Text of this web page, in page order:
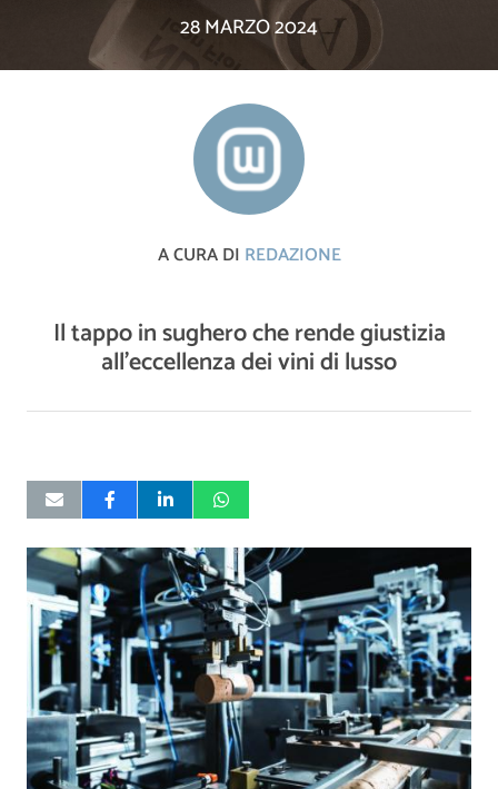
28 MARZO 2024
A CURA DI REDAZIONE
Il tappo in sughero che rende giustizia
all'eccellenza dei vini di lusso